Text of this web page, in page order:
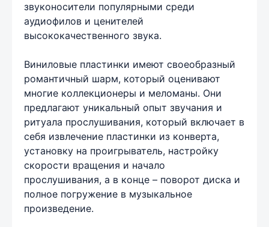
звуконосители популярными среди
аудиофилов и ценителей
высококачественного звука.
Виниловые пластинки имеют своеобразный
романтичный шарм, который оценивают
многие коллекционеры и меломаны. Они
предлагают уникальный опыт звучания и
ритуала прослушивания, который включает в
себя извлечение пластинки из конверта,
установку на проигрыватель, настройку
скорости вращения и начало
прослушивания, а в конце – поворот диска и
полное погружение в музыкальное
произведение.